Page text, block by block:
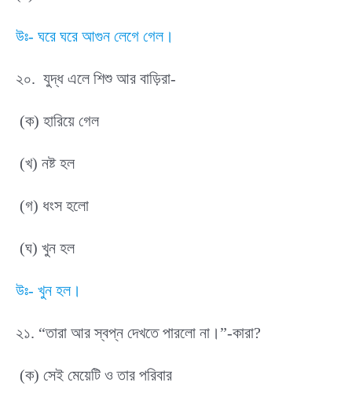
উঃ- ঘরে ঘরে আগুন লেগে গেল।
২০. যুদ্ধ এলে শিশু আর বাড়িরা-
(ক) হারিয়ে গেল
(খ) নষ্ট হল
(গ) ধংস হলো
(ঘ) খুন হল
উঃ- খুন হল।
২১. “তারা আর স্বপ্ন দেখতে পারলো না।”-কারা?
(ক) সেই মেয়েটি ও তার পরিবার